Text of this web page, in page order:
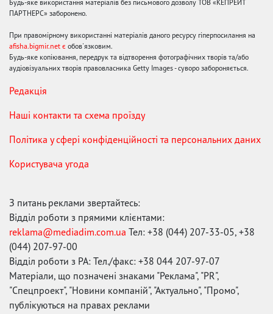
Будь-яке використання матеріалів без письмового дозволу ТОВ «КЕПРЕЙТ
ПАРТНЕРС» заборонено.
При правомірному використанні матеріалів даного ресурсу гіперпосилання на
afisha.bigmir.net є обов'язковим.
Будь-яке копіювання, передрук та відтворення фотографічних творів та/або
аудіовізуальних творів правовласника Getty Images - суворо забороняється.
Редакція
Наші контакти та схема проїзду
Політика у сфері конфіденційності та персональних даних
Користувача угода
З питань реклами звертайтесь:
Відділ роботи з прямими клієнтами:
reklama@mediadim.com.ua Тел: +38 (044) 207-33-05, +38
(044) 207-97-00
Відділ роботи з РА: Тел./факс: +38 044 207-97-07
Матеріали, що позначені знаками "Реклама", "PR",
"Спецпроект", "Новини компаній", "Актуально", "Промо",
публікуються на правах реклами